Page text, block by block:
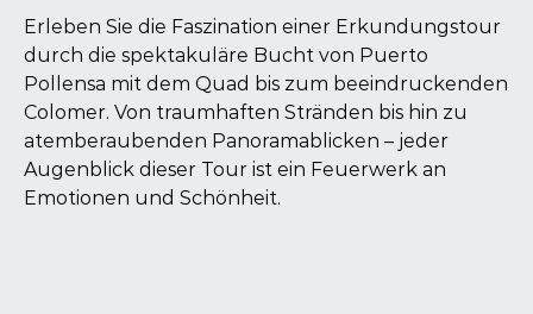
Erleben Sie die Faszination einer Erkundungstour
durch die spektakuläre Bucht von Puerto
Pollensa mit dem Quad bis zum beeindruckenden
Colomer. Von traumhaften Stränden bis hin zu
atemberaubenden Panoramablicken – jeder
Augenblick dieser Tour ist ein Feuerwerk an
Emotionen und Schönheit.